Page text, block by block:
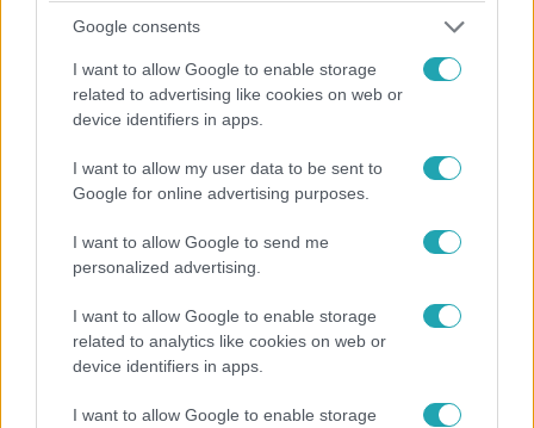
Google consents
I want to allow Google to enable storage
related to advertising like cookies on web or
device identifiers in apps.
I want to allow my user data to be sent to
Google for online advertising purposes.
I want to allow Google to send me
personalized advertising.
I want to allow Google to enable storage
related to analytics like cookies on web or
device identifiers in apps.
I want to allow Google to enable storage
Krisztián: "Szeretem a Micit még mindig..."
Nemcsak Mici, de Krisztián is bevallotta, hogy nagyon
hiányzik neki Mici, és még mindig szereti. Bár mindketten
tudják, miért jutottak el idáig, azzal is tisztába vannak,